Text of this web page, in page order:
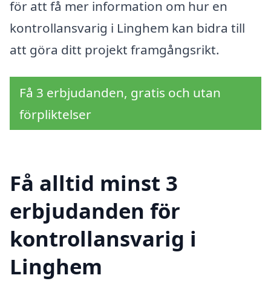
för att få mer information om hur en
kontrollansvarig i Linghem kan bidra till
att göra ditt projekt framgångsrikt.
Få 3 erbjudanden, gratis och utan
förpliktelser
Få alltid minst 3
erbjudanden för
kontrollansvarig i
Linghem